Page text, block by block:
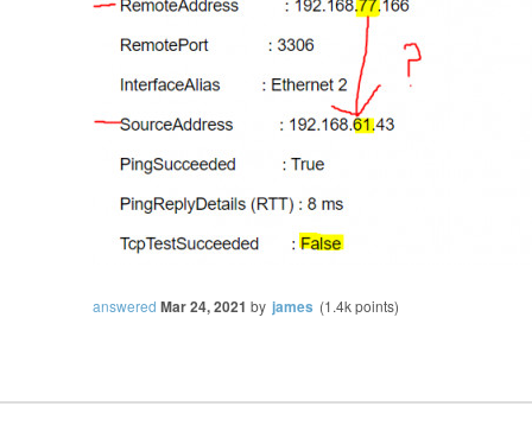
answered Mar 24, 2021 by james (1.4kpoints)